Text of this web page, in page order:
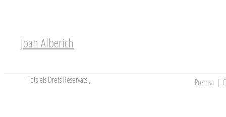
Joan Alberich
Tots els Drets Reservats. Premsa |